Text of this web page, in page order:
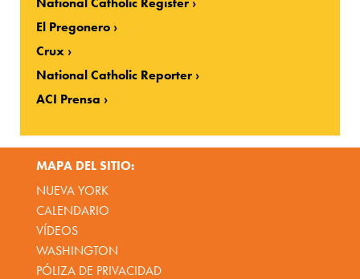
El Pregonero
Crux
National Catholic Reporter
ACI Prensa
MAPA DEL SITIO:
NUEVA YORK
CALENDARIO
VÍDEOS
WASHINGTON
PÓLIZA DE PRIVACIDAD